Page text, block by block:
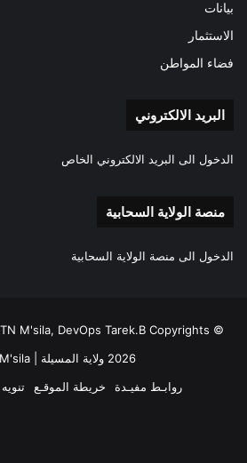
بيانات
الاستثمار
فضاء المواطن
البريد الالكتروني
الدخول الى البريد الالكتروني الخاص
منصة الولاية السحابية
الدخول الى منصة الولاية السحابية
M'sila, DevOps Tarek.B Copyrights ©
2026 ولاية المسيلة | Wilaya M'sila
روابـط مفيـدة
خريطة الموقـع